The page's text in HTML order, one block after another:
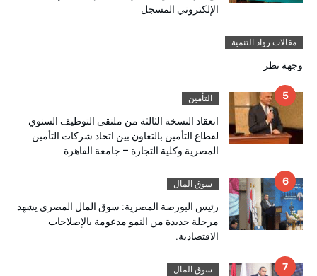
الإلكتروني المسجل
مقالات رواد التنمية
وجهة نظر
التأمين
انعقاد النسخة الثالثة من ملتقى التوظيف السنوي
لقطاع التأمين بالتعاون بين اتحاد شركات التأمين
المصرية وكلية التجارة – جامعة القاهرة
سوق المال
رئيس البورصة المصرية: سوق المال المصري يشهد
مرحلة جديدة من النمو مدعومة بالإصلاحات
الاقتصادية.
سوق المال